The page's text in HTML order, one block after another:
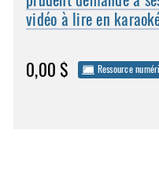
vidéo à lire en
0,00 $ Ressource